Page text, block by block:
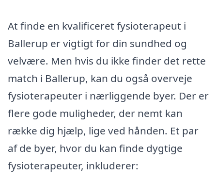
At finde en kvalificeret fysioterapeut i
Ballerup er vigtigt for din sundhed og
velvære. Men hvis du ikke finder det rette
match i Ballerup, kan du også overveje
fysioterapeuter i nærliggende byer. Der er
flere gode muligheder, der nemt kan
række dig hjælp, lige ved hånden. Et par
af de byer, hvor du kan finde dygtige
fysioterapeuter, inkluderer: